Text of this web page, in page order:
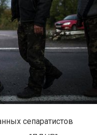
сепаратистов